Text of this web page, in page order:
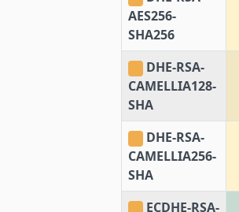
AES256-
SHA256
DHE-RSA-
CAMELLIA128-
SHA
DHE-RSA-
CAMELLIA256-
SHA
ECDHE-RSA-